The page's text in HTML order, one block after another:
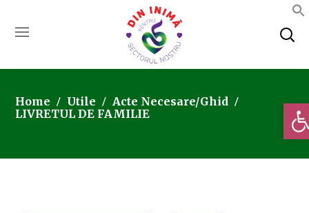
Home Utile
Acte Necesare/Ghid
LIVRETUL DE FAMILIE